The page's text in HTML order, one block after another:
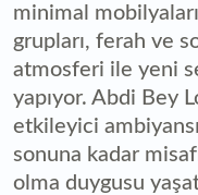
minimal
grupları, ferah ve
atmosferi ile yeni
yapıyor. Abdi Bey
etkileyici
sonuna kadar
olma duygusu